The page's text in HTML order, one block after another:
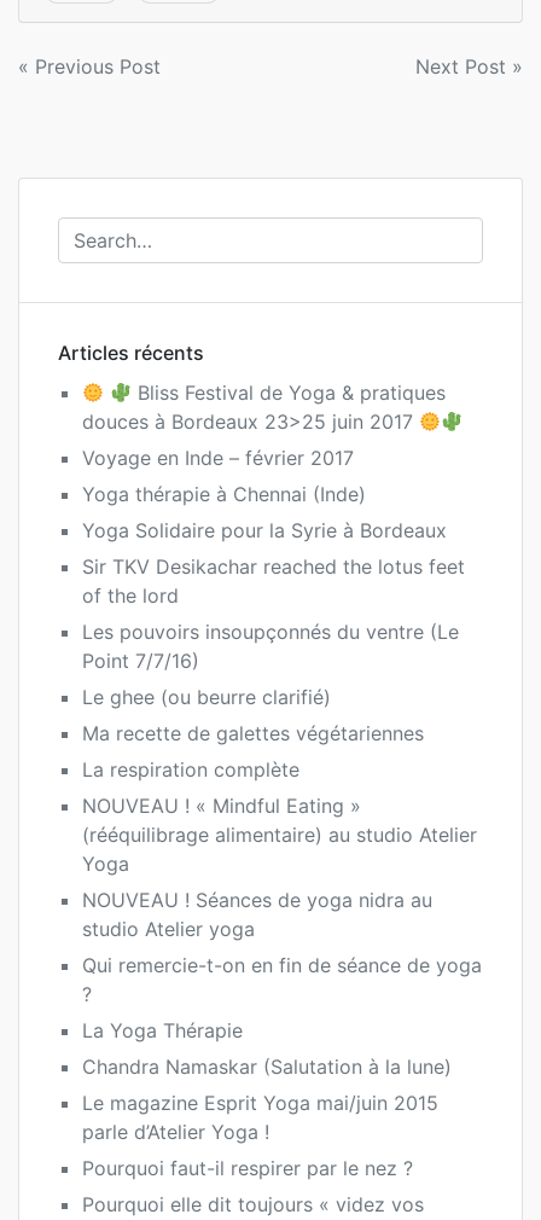
Navigation
l’article
« Previous Post Next Post »
Articles récents
Bliss Festival de Yoga & pratiques
douces à Bordeaux 23>25 juin 2017
Voyage en Inde – février 2017
Yoga thérapie à Chennai (Inde)
Yoga Solidaire pour la Syrie à Bordeaux
Sir TKV Desikachar reached the lotus feet
of the lord
Les pouvoirs insoupçonnés du ventre (Le
Point 7/7/16)
Le ghee (ou beurre clarifié)
Ma recette de galettes végétariennes
La respiration complète
NOUVEAU ! « Mindful Eating »
(rééquilibrage alimentaire) au studio Atelier
Yoga
NOUVEAU ! Séances de yoga nidra au
studio Atelier yoga
Qui remercie-t-on en fin de séance de yoga
?
La Yoga Thérapie
Chandra Namaskar (Salutation à la lune)
Le magazine Esprit Yoga mai/juin 2015
parle d’Atelier Yoga !
Pourquoi faut-il respirer par le nez ?
Pourquoi elle dit toujours « videz vos